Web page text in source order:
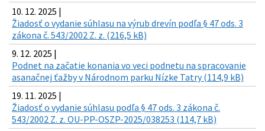
10. 12. 2025 |
Žiadosť o vydanie súhlasu na výrub drevín podľa § 47 ods. 3
zákona č. 543/2002 Z. z. (216,5 kB)
9. 12. 2025 |
Podnet na začatie konania vo veci podnetu na spracovanie
asanačnej ťažby v Národnom parku Nízke Tatry (114,9 kB)
19. 11. 2025 |
Žiadosť o vydanie súhlasu podľa § 47 ods. 3 zákona č.
543/2002 Z. z. OU-PP-OSZP-2025/038253 (114,7 kB)